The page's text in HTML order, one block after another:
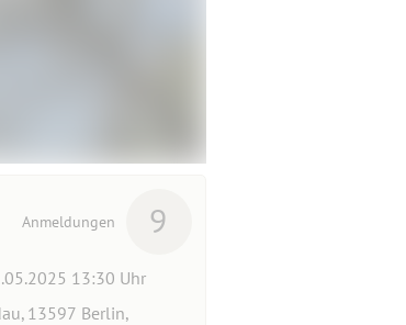
Anmeldungen 9
13:30 Uhr
13597 Berlin,